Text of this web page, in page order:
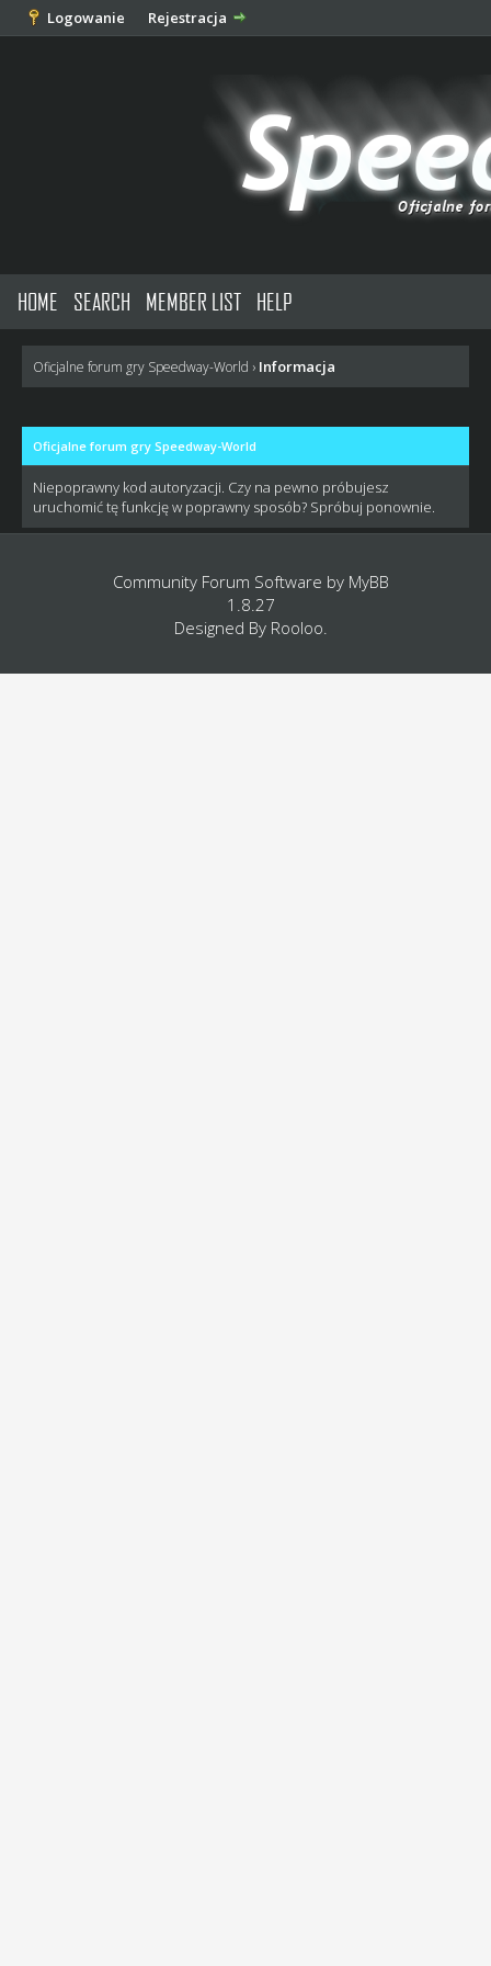
Logowanie Rejestracja
HOME SEARCH MEMBER LIST HELP
Oficjalne forum gry Speedway-World › Informacja
Oficjalne forum gry Speedway-World
Niepoprawny kod autoryzacji. Czy na pewno próbujesz
uruchomić tę funkcję w poprawny sposób? Spróbuj ponownie.
Community Forum Software by MyBB
1.8.27
Designed By Rooloo.